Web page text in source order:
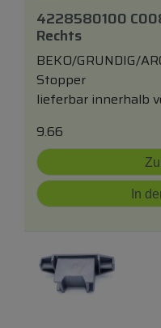
4228580100
Rechts
BEKO/GRUNDIG/
Stopper
lieferbar innerhalb
9.66
In